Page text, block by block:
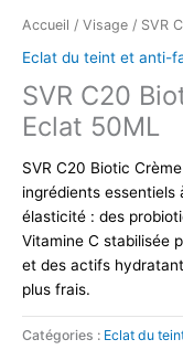
Accueil / Visage / SVR
Eclat du teint et anti-
SVR C20
Eclat 50ML
SVR C20 Biotic
ingrédients essentiels
élasticité : des
Vitamine C stabilisée
et des actifs
plus frais.
Catégories : Eclat du